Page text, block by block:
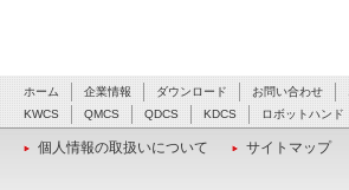
ホーム 企業情報 ダウンロード お問い合わせ
KWCS
QMCS QDCS KDCS ロボットハンド
個人情報の取扱いについて サイトマップ